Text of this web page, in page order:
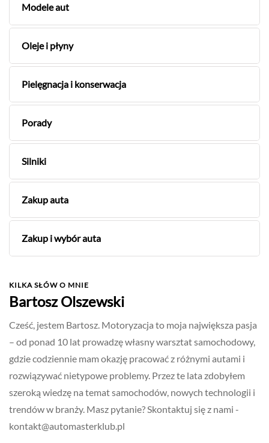
Modele aut
Oleje i płyny
Pielęgnacja i konserwacja
Porady
Silniki
Zakup auta
Zakup i wybór auta
KILKA SŁÓW O MNIE
Bartosz Olszewski
Cześć, jestem Bartosz. Motoryzacja to moja największa pasja
– od ponad 10 lat prowadzę własny warsztat samochodowy,
gdzie codziennie mam okazję pracować z różnymi autami i
rozwiązywać nietypowe problemy. Przez te lata zdobyłem
szeroką wiedzę na temat samochodów, nowych technologii i
trendów w branży. Masz pytanie? Skontaktuj się z nami -
kontakt@automasterklub.pl